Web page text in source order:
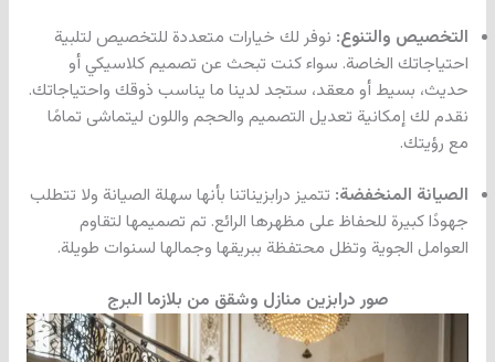
التخصيص والتنوع: نوفر لك خيارات متعددة للتخصيص لتلبية
احتياجاتك الخاصة. سواء كنت تبحث عن تصميم كلاسيكي أو
حديث، بسيط أو معقد، ستجد لدينا ما يناسب ذوقك واحتياجاتك.
نقدم لك إمكانية تعديل التصميم والحجم واللون ليتماشى تمامًا
مع رؤيتك.
الصيانة المنخفضة: تتميز درابزيناتنا بأنها سهلة الصيانة ولا تتطلب
جهودًا كبيرة للحفاظ على مظهرها الرائع. تم تصميمها لتقاوم
العوامل الجوية وتظل محتفظة ببريقها وجمالها لسنوات طويلة.
صور درابزين منازل وشقق من بلازما البرج